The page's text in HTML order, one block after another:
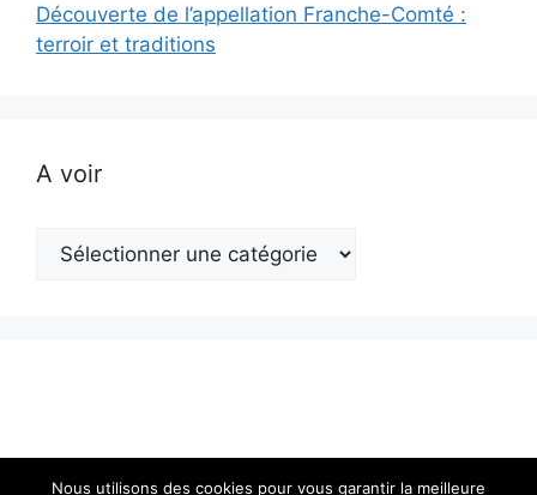
Découverte de l’appellation Franche-Comté :
terroir et traditions
A voir
voir
Nous utilisons des cookies pour vous garantir la meilleure